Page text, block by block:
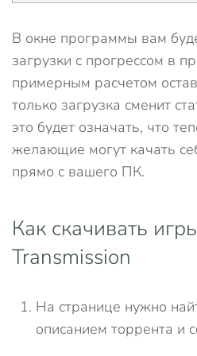
В окне программы вам
загрузки с прогрессом в
примерным расчетом
только загрузка сменит
это будет означать, что
желающие могут качать
прямо с вашего ПК.
Как скачивать
Transmission
На странице нужно
описанием торрента и